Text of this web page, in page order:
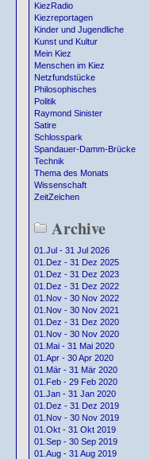
KiezRadio
Kiezreportagen
Kinder und Jugendliche
Kunst und Kultur
Mein Kiez
Menschen im Kiez
Netzfundstücke
Philosophisches
Politik
Raymond Sinister
Satire
Schlosspark
Spandauer-Damm-Brücke
Technik
Thema des Monats
Wissenschaft
ZeitZeichen
Archive
01.Jul - 31 Jul 2026
01.Dez - 31 Dez 2025
01.Dez - 31 Dez 2023
01.Dez - 31 Dez 2022
01.Nov - 30 Nov 2022
01.Nov - 30 Nov 2021
01.Dez - 31 Dez 2020
01.Nov - 30 Nov 2020
01.Mai - 31 Mai 2020
01.Apr - 30 Apr 2020
01.Mär - 31 Mär 2020
01.Feb - 29 Feb 2020
01.Jan - 31 Jan 2020
01.Dez - 31 Dez 2019
01.Nov - 30 Nov 2019
01.Okt - 31 Okt 2019
01.Sep - 30 Sep 2019
01.Aug - 31 Aug 2019